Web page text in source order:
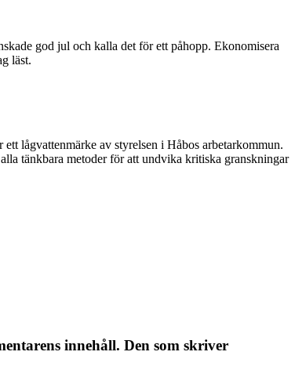
god jul och kalla det för ett påhopp. Ekonomisera
läst.
lågvattenmärke av styrelsen i Håbos arbetarkommun.
tänkbara metoder för att undvika kritiska granskningar
innehåll. Den som skriver